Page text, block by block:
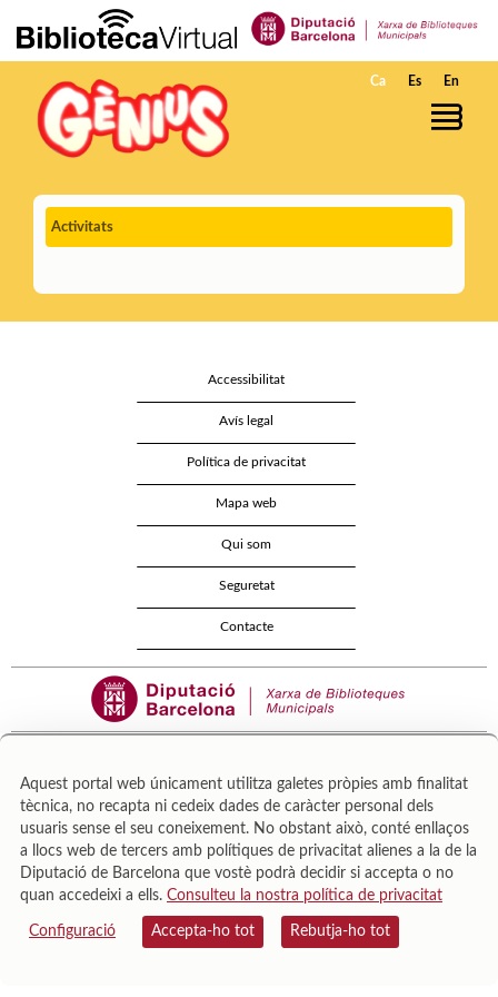
Salta al contingut principal
Ca Es En
Activitats
Accessibilitat
Avís legal
Política de privacitat
Mapa web
Qui som
Seguretat
Contacte
Área de Cultura – Gerència de Serveis de Biblioteques. Zamora, 73. 08018 Barcelona. Tel:
943 022 222.
© Il·lustracions: Txesco Montalt · Esther Pradell · Agustín Comotto · David Maynar · Pam
López · Vanesa Rovira
Aquest portal web únicament utilitza galetes pròpies amb finalitat
tècnica, no recapta ni cedeix dades de caràcter personal dels
usuaris sense el seu coneixement. No obstant això, conté enllaços
a llocs web de tercers amb polítiques de privacitat alienes a la de la
Diputació de Barcelona que vostè podrà decidir si accepta o no
quan accedeixi a ells. Consulteu la nostra política de privacitat
Configuració Accepta-ho tot Rebutja-ho tot